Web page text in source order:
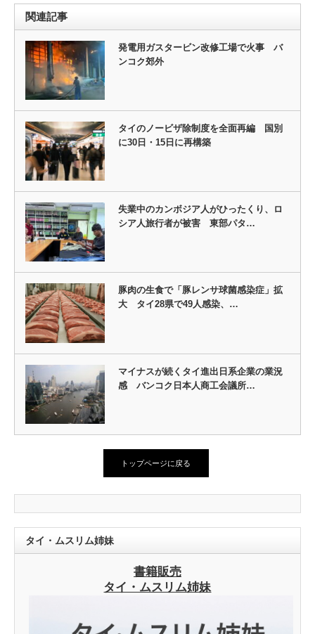
関連記事
発電用ガスタービン改修工場で火事 バ
ンコク郊外
タイのノービザ除制度を全面再編 国別
に30日・15日に再構築
失業中のカンボジア人がひったくり、ロ
シア人旅行者が被害 東部パタ…
豚肉の生食で「豚レンサ球菌感染症」拡
大 タイ28県で49人感染、…
マイナスが続くタイ進出日系企業の業況
感 バンコク日本人商工会議所…
トップページに戻る
タイ・ムスリム姉妹
書籍販売
タイ・ムスリム姉妹